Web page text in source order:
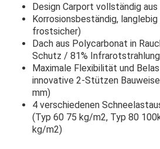
Design Carport vollständig
Korrosionsbeständig,
frostsicher)
Dach aus Polycarbonat in
Schutz / 81%
Maximale Flexibilität und
innovative 2-Stützen
mm)
4 verschiedenen
(Typ 60 75 kg/m2, Typ 80
kg/m2)